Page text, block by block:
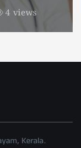
6 views
Kerala.